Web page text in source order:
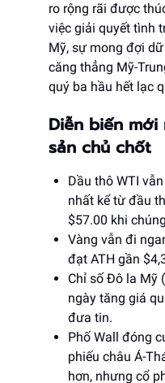
ro rộng rãi được
việc giải quyết tình
Mỹ, sự mong đợi
căng thẳng Mỹ-
quý ba hầu hết lạc
Diễn biến
sản chủ chốt
Dầu thô WTI
nhất kể từ đầu
$57.00 khi
Vàng vẫn đi
đạt ATH gần
Chỉ số Đô la Mỹ
ngày tăng giá
đưa tin.
Phố Wall đóng
phiếu châu Á-
hơn, nhưng cổ